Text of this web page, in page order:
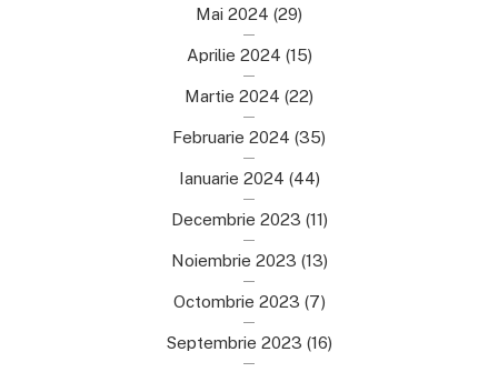
Mai 2024 (29)
Aprilie 2024 (15)
Martie 2024 (22)
Februarie 2024 (35)
Ianuarie 2024 (44)
Decembrie 2023 (11)
Noiembrie 2023 (13)
Octombrie 2023 (7)
Septembrie 2023 (16)